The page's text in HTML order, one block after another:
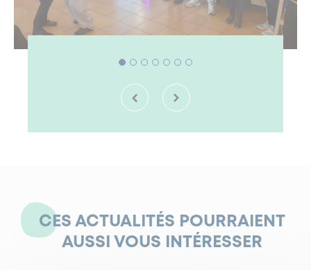
CES ACTUALITÉS POURRAIENT
AUSSI VOUS INTÉRESSER